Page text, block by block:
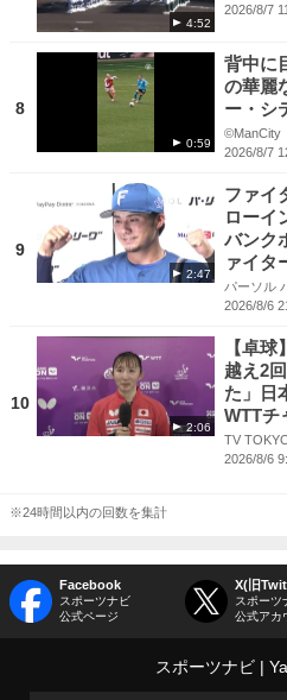
4:52
2026/8/7
8
0:59
背中に
の華麗
ー・シ
©ManCity
2026/8/7
9
2:47
ファイ
ローイ
バンク
ァイタ
パーソル
2026/8/6
10
2:06
【卓
越え2
た」日
WTTチ
TV
2026/8/6
※24時間以内の回数を集計
Facebook
スポーツナビ
公式ページ
X(旧
スポーツ
公式アカ
スポーツナビ